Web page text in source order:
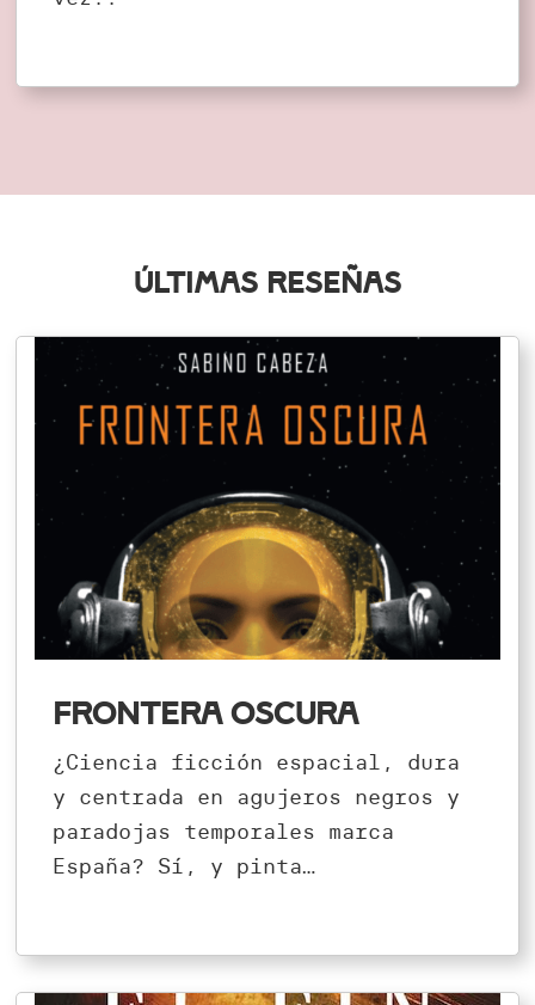
Últimas reseñas
Frontera oscura
¿Ciencia ficción espacial, dura
y centrada en agujeros negros y
paradojas temporales marca
España? Sí, y pinta…